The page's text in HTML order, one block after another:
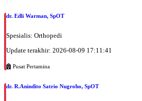
dr. Edli Warman, SpOT
Spesialis: Orthopedi
Update terakhir: 2026-08-09 17:11:41
Pusat Pertamina
dr. R.Anindito Satrio Nugroho, SpOT